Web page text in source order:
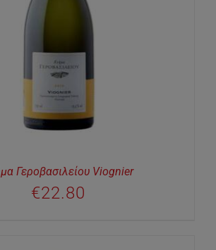
Γεροβασιλείου Viognier
€22.80